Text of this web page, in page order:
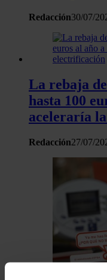
Redacción30/07/
La rebaja
hasta 100
aceleraría
Redacción27/07/